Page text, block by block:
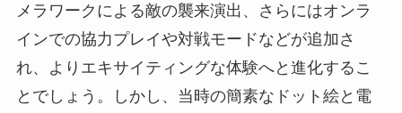
メラワークによる敵の襲来演出、さらにはオンラ
インでの協力プレイや対戦モードなどが追加さ
れ、よりエキサイティングな体験へと進化するこ
とでしょう。しかし、当時の簡素なドット絵と電